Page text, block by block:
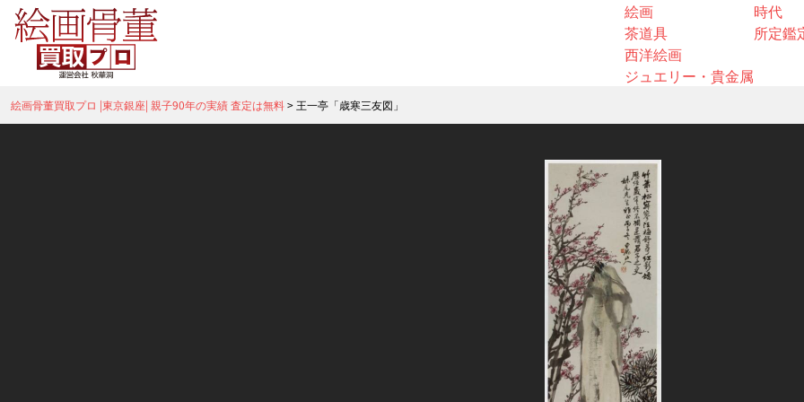
絵画
茶道具
西洋絵画
ジュエリー・貴金属
時代
所定鑑
絵画骨董買取プロ |東京銀座| 親子90年の実績 査定は無料> 王一亭「歳寒三友図」